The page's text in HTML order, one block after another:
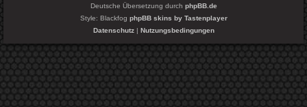
Deutsche Übersetzung durch phpBB.de
Style: Blackfog phpBB skins by Tastenplayer
Datenschutz| Nutzungsbedingungen